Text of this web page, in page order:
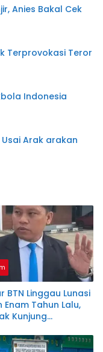
Anies Bakal Cek
Terprovokasi Teror
Indonesia
Arak arakan
BTN Linggau Lunasi
Enam Tahun Lalu,
Kunjung